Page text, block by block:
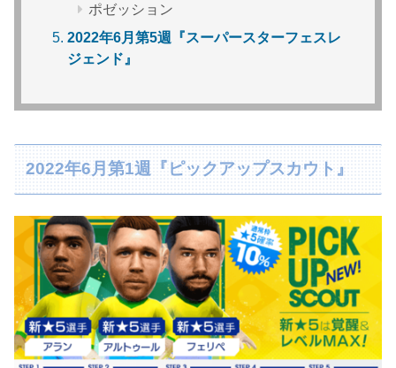
ポゼッション
2022年6月第5週『スーパースターフェスレ
ジェンド』
2022年6月第1週『ピックアップスカウト』